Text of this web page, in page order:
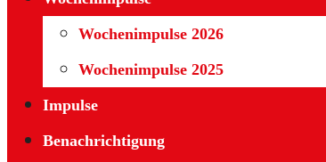
Wochenimpulse 2026
Wochenimpulse 2025
Impulse
Benachrichtigung